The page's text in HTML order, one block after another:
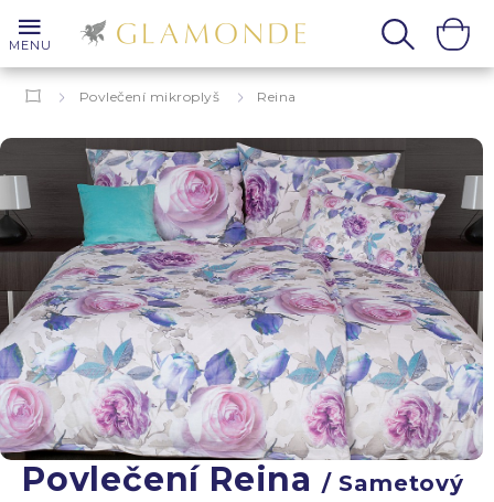
MENU
Povlečení mikroplyš Reina
Povlečení Reina / Sametový